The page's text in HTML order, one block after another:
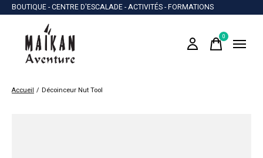
BOUTIQUE - CENTRE D'ESCALADE - ACTIVITÉS - FORMATIONS
0items
Accueil / Décoinceur Nut Tool